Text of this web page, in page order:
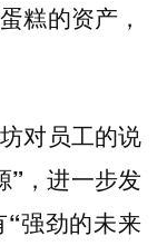
糕的资产，
对员工的说
”，进一步发
强劲的未来